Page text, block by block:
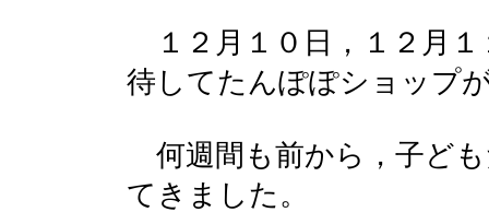
１２月１０日，１２月１
待してたんぽぽショップ
何週間も前から，子ど
てきました。